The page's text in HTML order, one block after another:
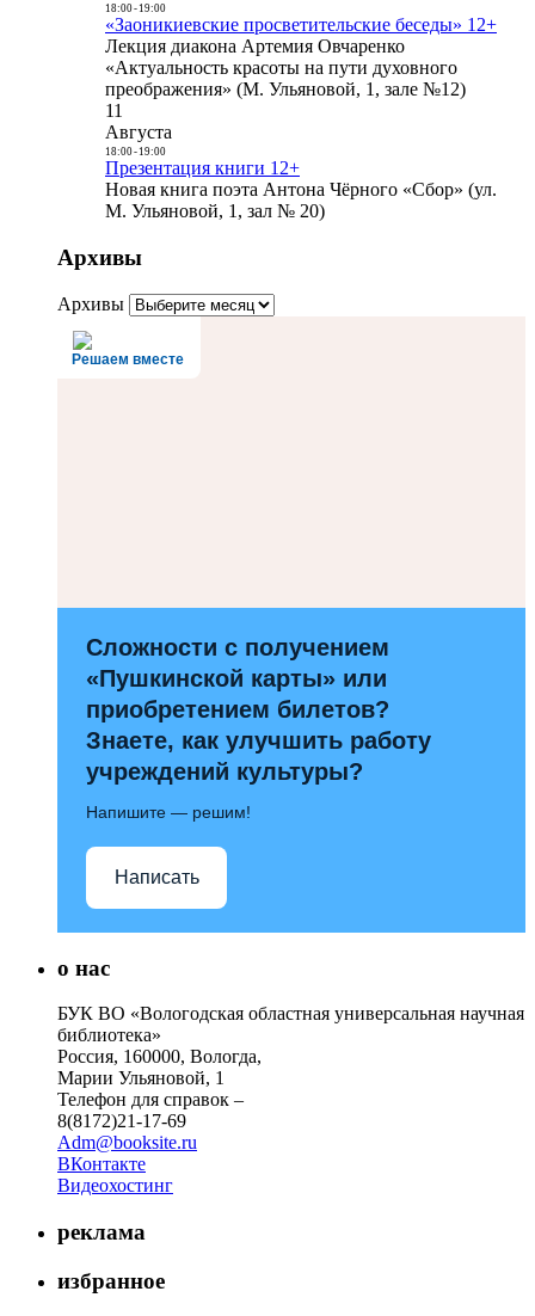
18:00- 19:00
«Заоникиевские просветительские беседы» 12+
Лекция диакона Артемия Овчаренко
«Актуальность красоты на пути духовного
преображения» (М. Ульяновой, 1, зале №12)
11
Августа
18:00- 19:00
Презентация книги 12+
Новая книга поэта Антона Чёрного «Сбор» (ул.
М. Ульяновой, 1, зал № 20)
Архивы
Архивы
Решаем вместе
Сложности с получением
«Пушкинской карты» или
приобретением билетов?
Знаете, как улучшить работу
учреждений культуры?
Напишите — решим!
Написать
о нас
БУК ВО «Вологодская областная универсальная научная
библиотека»
Россия, 160000, Вологда,
Марии Ульяновой, 1
Телефон для справок –
8(8172)21-17-69
Adm@booksite.ru
ВКонтакте
Видеохостинг
реклама
избранное